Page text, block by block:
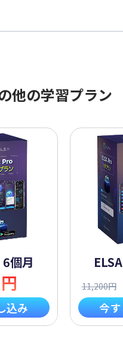
他の学習プラン
個月
込み
11,200円
今